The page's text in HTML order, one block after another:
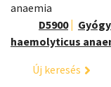
anaemia
D5900
haemolyticus
Új keresés